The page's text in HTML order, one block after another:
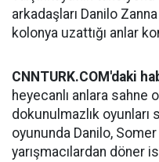
arkadaşları Danilo
kolonya uzattığı anlar
CNNTURK.COM'daki
heyecanlı anlara sahne
dokunulmazlık oyunları
oyununda Danilo,
yarışmacılardan döner